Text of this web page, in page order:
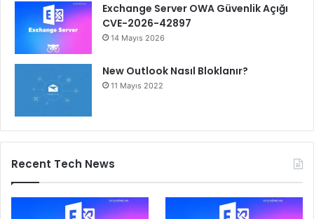
Exchange Server OWA Güvenlik Açığı
CVE-2026-42897
14 Mayıs 2026
New Outlook Nasıl Bloklanır?
11 Mayıs 2022
Recent Tech News